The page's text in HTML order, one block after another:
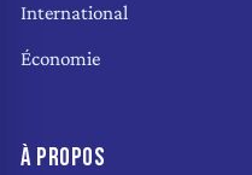
International
Économie
À PROPOS